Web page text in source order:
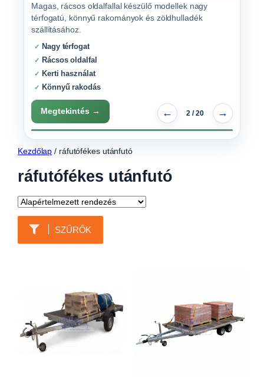
Magas, rácsos oldalfallal készülő modellek nagy
térfogatú, könnyű rakományok és zöldhulladék
szállításához.
Nagy térfogat
Rácsos oldalfal
Kerti használat
Könnyű rakodás
Megtekintés → ← 2 / 20 →
Kezdőlap / ráfutófékes utánfutó
ráfutófékes utánfutó
SZŰRŐK